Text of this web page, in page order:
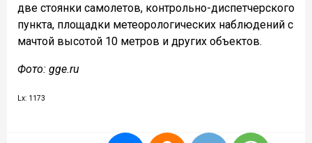
две стоянки самолетов, контрольно-диспетчерского
пункта, площадки метеорологических наблюдений с
мачтой высотой 10 метров и других объектов.
Фото: gge.ru
Lx: 1173